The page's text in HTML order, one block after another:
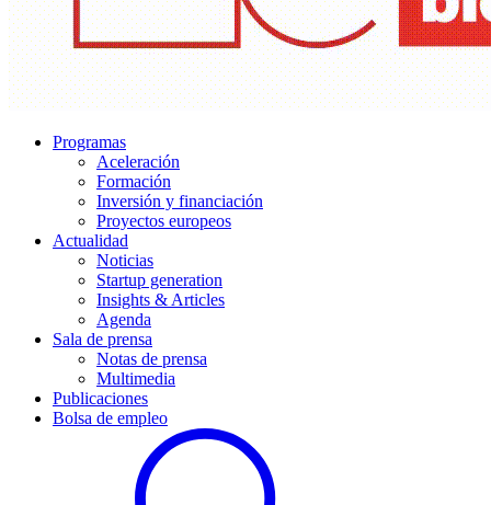
Programas
Aceleración
Formación
Inversión y financiación
Proyectos europeos
Actualidad
Noticias
Startup generation
Insights & Articles
Agenda
Sala de prensa
Notas de prensa
Multimedia
Publicaciones
Bolsa de empleo